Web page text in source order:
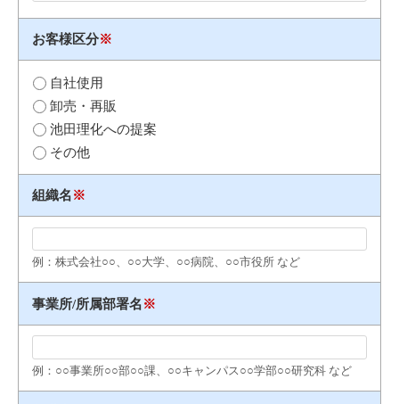
お客様区分※
自社使用
卸売・再販
池田理化への提案
その他
組織名※
例：株式会社○○、○○大学、○○病院、○○市役所 など
事業所/所属部署名※
例：○○事業所○○部○○課、○○キャンパス○○学部○○研究科 など